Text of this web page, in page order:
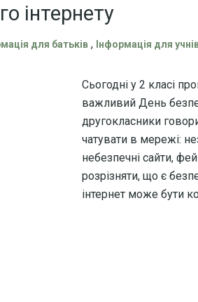
інтернету
для батьків , Інформація для
Сьогодні у 2 класі
важливий День
другокласники
чатувати в мережі:
небезпечні сайти,
розрізняти, що є
інтернет може бути